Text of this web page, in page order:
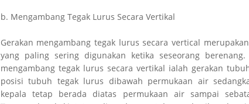
b. Mengambang Tegak Lurus Secara Vertikal
Gerakan mengambang tegak lurus secara vertical
yang paling sering digunakan ketika seseorang berenang.
mengambang tegak lurus secara vertikal ialah gerakan
posisi tubuh tegak lurus dibawah permukaan air
kepala tetap berada diatas permukaan air sampai